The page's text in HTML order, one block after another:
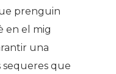
prenguin
en el mig
una
sequeres que